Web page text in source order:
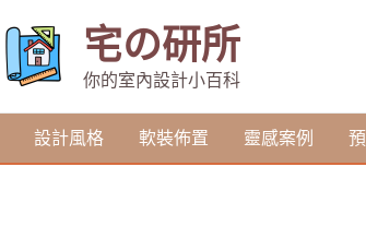
宅の研所
你的室內設計小百科
設計風格 軟裝佈置 靈感案例